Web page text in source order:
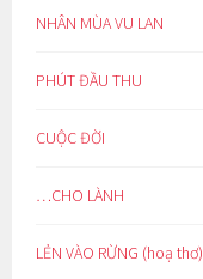
NHÂN MÙA VU LAN
PHÚT ĐẦU THU
CUỘC ĐỜI
…CHO LÀNH
LẺN VÀO RỪNG (hoạ thơ)